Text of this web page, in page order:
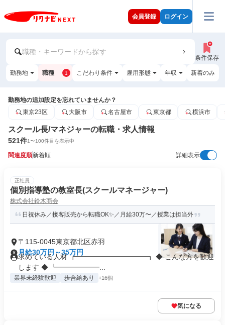
会員登録 ログイン
職種・キーワードから探す
条件保存
勤務地 職種 1 こだわり条件 雇用形態 年収 新着のみ
勤務地の追加設定を忘れていませんか？
東京23区
大阪市 名古屋市 東京都 横浜市
スクール長/マネジャーの転職・求人情報
521件1〜100件目を表示中
関連度順新着順 詳細表示
正社員
個別指導塾の教室長(スクールマネージャー)
株式会社鈴木商会
日祝休み／接客販売から転職OK✨／月給30万〜／授業は担当外
〒115-0045東京都北区赤羽
月給30万円～35万円
求めている人材 ┏━━━━━━━━━━┓ ◆ こんな方を歓迎
します ◆ ┗━━━━━━...
業界未経験歓迎 歩合給あり +16個
気になる